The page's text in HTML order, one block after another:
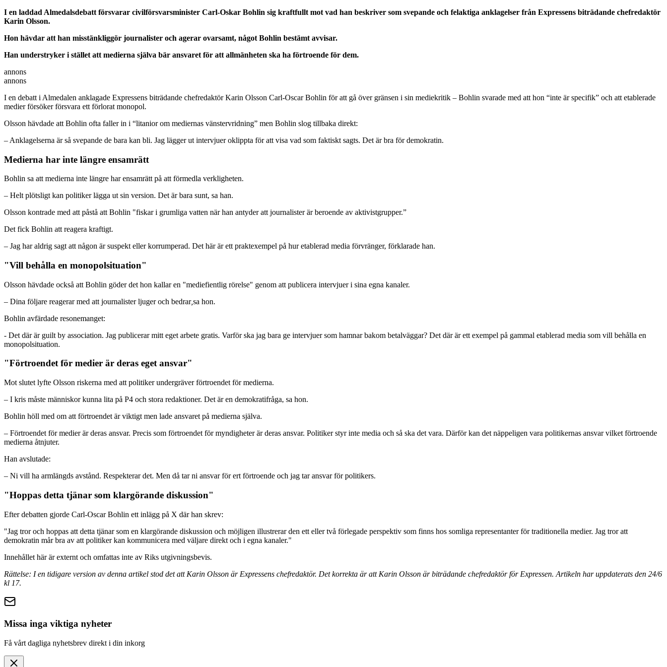
I en laddad Almedalsdebatt försvarar civilförsvarsminister Carl‑Oskar Bohlin sig kraftfullt mot vad han beskriver som svepande och felaktiga anklagelser från Expressens biträdande chefredaktör
Karin Olsson.
Hon hävdar att han misstänkliggör journalister och agerar ovarsamt, något Bohlin bestämt avvisar.
Han understryker i stället att medierna själva bär ansvaret för att allmänheten ska ha förtroende för dem.
annons
annons
I en debatt i Almedalen anklagade Expressens biträdande chefredaktör Karin Olsson Carl-Oscar Bohlin för att gå över gränsen i sin mediekritik – Bohlin svarade med att hon “inte är specifik” och att etablerade
medier försöker försvara ett förlorat monopol.
Olsson hävdade att Bohlin ofta faller in i “litanior om mediernas vänstervridning” men Bohlin slog tillbaka direkt:
– Anklagelserna är så svepande de bara kan bli. Jag lägger ut intervjuer oklippta för att visa vad som faktiskt sagts. Det är bra för demokratin.
Medierna har inte längre ensamrätt
Bohlin sa att medierna inte längre har ensamrätt på att förmedla verkligheten.
– Helt plötsligt kan politiker lägga ut sin version. Det är bara sunt, sa han.
Olsson kontrade med att påstå att Bohlin "fiskar i grumliga vatten när han antyder att journalister är beroende av aktivistgrupper.”
Det fick Bohlin att reagera kraftigt.
– Jag har aldrig sagt att någon är suspekt eller korrumperad. Det här är ett praktexempel på hur etablerad media förvränger, förklarade han.
"Vill behålla en monopolsituation"
Olsson hävdade också att Bohlin göder det hon kallar en "mediefientlig rörelse" genom att publicera intervjuer i sina egna kanaler.
– Dina följare reagerar med att journalister ljuger och bedrar,sa hon.
Bohlin avfärdade resonemanget:
- Det där är guilt by association. Jag publicerar mitt eget arbete gratis. Varför ska jag bara ge intervjuer som hamnar bakom betalväggar? Det där är ett exempel på gammal etablerad media som vill behålla en
monopolsituation.
"Förtroendet för medier är deras eget ansvar"
Mot slutet lyfte Olsson riskerna med att politiker undergräver förtroendet för medierna.
– I kris måste människor kunna lita på P4 och stora redaktioner. Det är en demokratifråga, sa hon.
Bohlin höll med om att förtroendet är viktigt men lade ansvaret på medierna själva.
– Förtroendet för medier är deras ansvar. Precis som förtroendet för myndigheter är deras ansvar. Politiker styr inte media och så ska det vara. Därför kan det näppeligen vara politikernas ansvar vilket förtroende
medierna åtnjuter.
Han avslutade:
– Ni vill ha armlängds avstånd. Respekterar det. Men då tar ni ansvar för ert förtroende och jag tar ansvar för politikers.
"Hoppas detta tjänar som klargörande diskussion"
Efter debatten gjorde Carl-Oscar Bohlin ett inlägg på X där han skrev:
"Jag tror och hoppas att detta tjänar som en klargörande diskussion och möjligen illustrerar den ett eller två förlegade perspektiv som finns hos somliga representanter för traditionella medier. Jag tror att
demokratin mår bra av att politiker kan kommunicera med väljare direkt och i egna kanaler."
Innehållet här är externt och omfattas inte av Riks utgivningsbevis.
Rättelse: I en tidigare version av denna artikel stod det att Karin Olsson är Expressens chefredaktör. Det korrekta är att Karin Olsson är biträdande chefredaktör för Expressen. Artikeln har uppdaterats den 24/6
kl 17.
Missa inga viktiga nyheter
Få vårt dagliga nyhetsbrev direkt i din inkorg